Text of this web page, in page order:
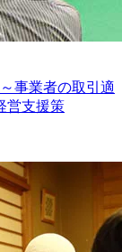
事業者の取引適
営支援策